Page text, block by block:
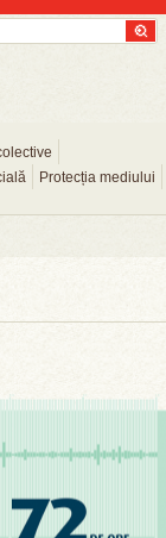
Protecția mediului